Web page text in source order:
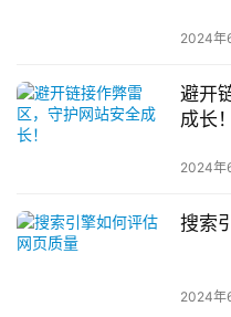
2024年
避开
成长！
2024年
搜索
2024年